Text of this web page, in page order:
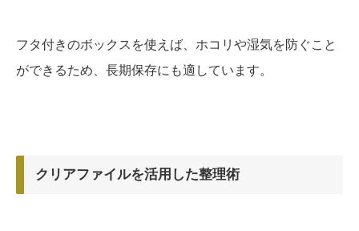
フタ付きのボックスを使えば、ホコリや湿気を防ぐこと
ができるため、長期保存にも適しています。
クリアファイルを活用した整理術